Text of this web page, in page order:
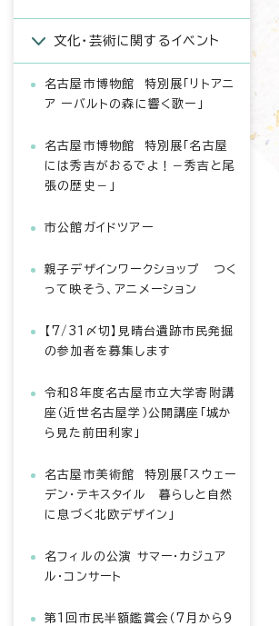
文化・芸術に関するイベント
名古屋市博物館 特別展「リトアニ
ア ーバルトの森に響く歌ー」
名古屋市博物館 特別展「名古屋
には秀吉がおるでよ！－秀吉と尾
張の歴史－」
市公館ガイドツアー
親子デザインワークショップ つく
って映そう、アニメーション
【7/31〆切】見晴台遺跡市民発掘
の参加者を募集します
令和8年度名古屋市立大学寄附講
座（近世名古屋学）公開講座「城か
ら見た前田利家」
名古屋市美術館 特別展「スウェー
デン・テキスタイル 暮らしと自然
に息づく北欧デザイン」
名フィルの公演 サマー・カジュア
ル・コンサート
第1回市民半額鑑賞会（7月から9